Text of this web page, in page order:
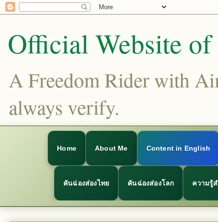
Official Website
A Freedom Rider with
always verify.
Home About Me Content in English
คันฉ่องส่องไทย คันฉ่องส่องโลก ความรู้